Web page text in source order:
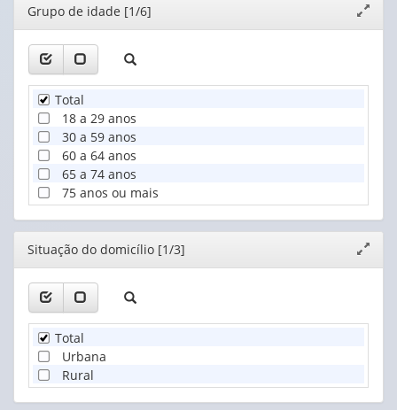
Editor
janela
Grupo de idade [1/6]
Total
18 a 29 anos
30 a 59 anos
60 a 64 anos
65 a 74 anos
75 anos ou mais
Editor
janela
Situação do domicílio [1/3]
Total
Urbana
Rural